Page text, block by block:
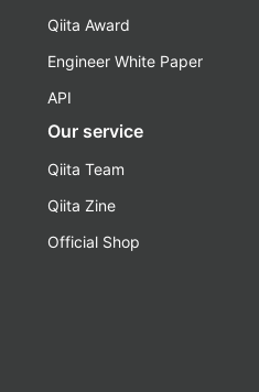
Qiita Award
Engineer White Paper
API
Our service
Qiita Team
Qiita Zine
Official Shop